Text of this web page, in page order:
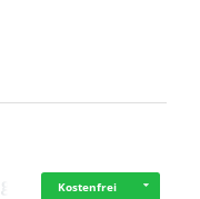
Kostenfrei